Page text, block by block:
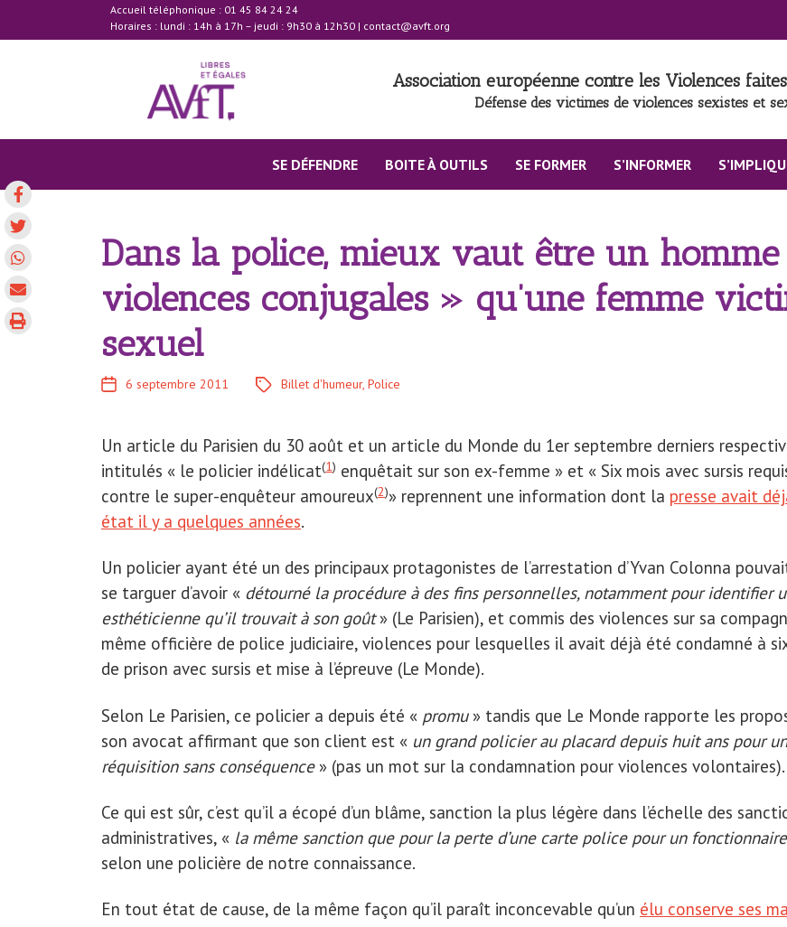
Accueil téléphonique : 01 45 84 24 24
Horaires : lundi : 14h à 17h – jeudi : 9h30 à 12h30 | contact@avft.org
Association européenne contre les Violences
Défense des victimes de violences sexistes et
SE DÉFENDRE BOITE À OUTILS SE FORMER S’INFORMER
Dans la police, mieux vaut être un
violences conjugales » qu’une femme
sexuel
6 septembre 2011 Billet d'humeur, Police
Un article du Parisien du 30 août et un article du Monde du 1er septembre derniers
intitulés « le policier indélicat(1) enquêtait sur son ex-femme » et « Six mois avec sursis
contre le super-enquêteur amoureux(2)» reprennent une information dont la presse avait
état il y a quelques années.
Un policier ayant été un des principaux protagonistes de l’arrestation d’Yvan Colonna
se targuer d’avoir « détourné la procédure à des fins personnelles, notamment pour identifier
esthéticienne qu’il trouvait à son goût» (Le Parisien), et commis des violences sur sa
même officière de police judiciaire, violences pour lesquelles il avait déjà été condamné à
de prison avec sursis et mise à l’épreuve (Le Monde).
Selon Le Parisien, ce policier a depuis été « promu» tandis que Le Monde rapporte les
son avocat affirmant que son client est « un grand policier au placard depuis huit ans pour
réquisition sans conséquence» (pas un mot sur la condamnation pour violences volontaires).
Ce qui est sûr, c’est qu’il a écopé d’un blâme, sanction la plus légère dans l’échelle des
administratives, « la même sanction que pour la perte d’une carte police pour un fonctionnaire
selon une policière de notre connaissance.
En tout état de cause, de la même façon qu’il paraît inconcevable qu’un élu conserve ses